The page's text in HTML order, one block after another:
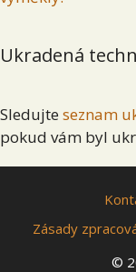
Ukradená
Sledujte seznam
pokud vám byl
Zásady
©